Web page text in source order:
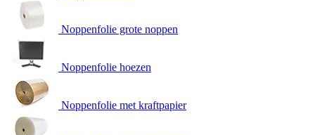
Noppenfolie grote noppen
Noppenfolie hoezen
Noppenfolie met kraftpapier